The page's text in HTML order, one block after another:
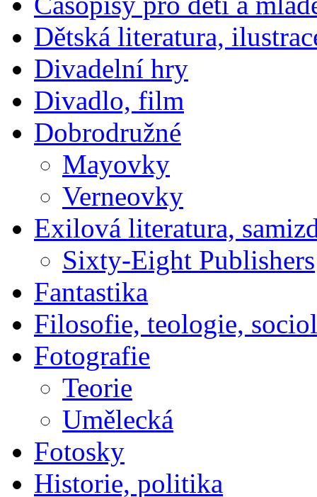
Dětská literatura,
Divadelní hry
Divadlo, film
Dobrodružné
Mayovky
Verneovky
Exilová literatura,
Sixty-Eight Publishers
Fantastika
Filosofie, teologie,
Fotografie
Teorie
Umělecká
Fotosky
Historie, politika